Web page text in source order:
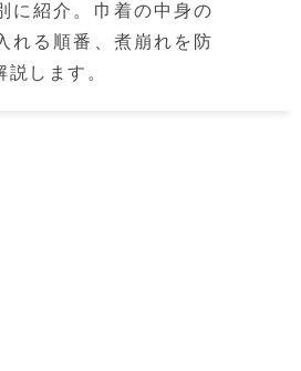
に紹介。巾着の中身の
れる順番、煮崩れを防
説します。